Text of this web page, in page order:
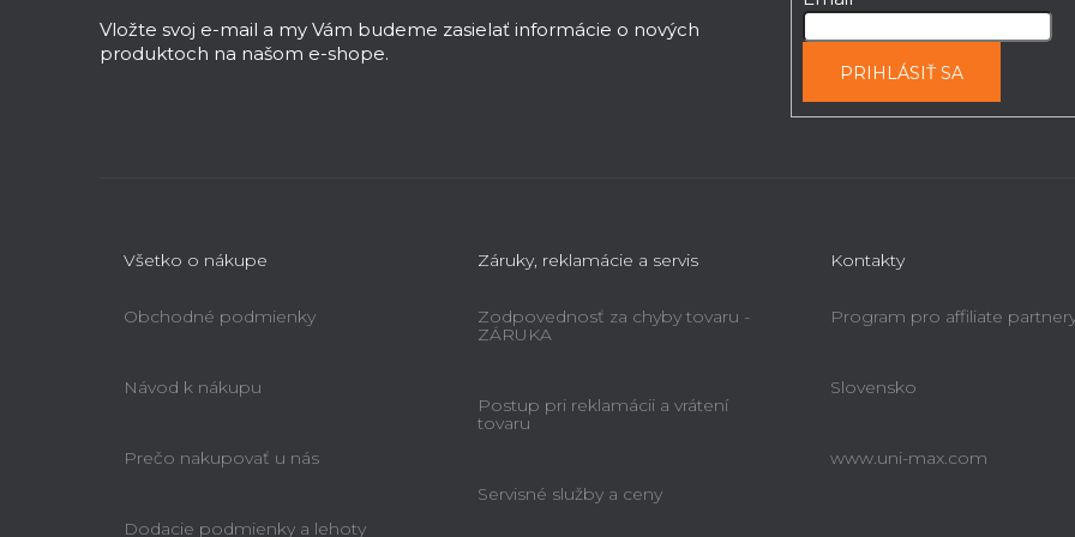
Vložte svoj e-mail a my Vám budeme zasielať informácie o nových
produktoch na našom e-shope.
PRIHLÁSIŤ SA
Všetko o nákupe
Obchodné podmienky
Návod k nákupu
Prečo nakupovať u nás
Dodacie podmienky a lehoty
Záruky, reklamácie a servis
Zodpovednosť za chyby tovaru -
ZÁRUKA
Postup pri reklamácii a vrátení
tovaru
Servisné služby a ceny
Kontakty
Program pro affiliate
Slovensko
www.uni-max.com